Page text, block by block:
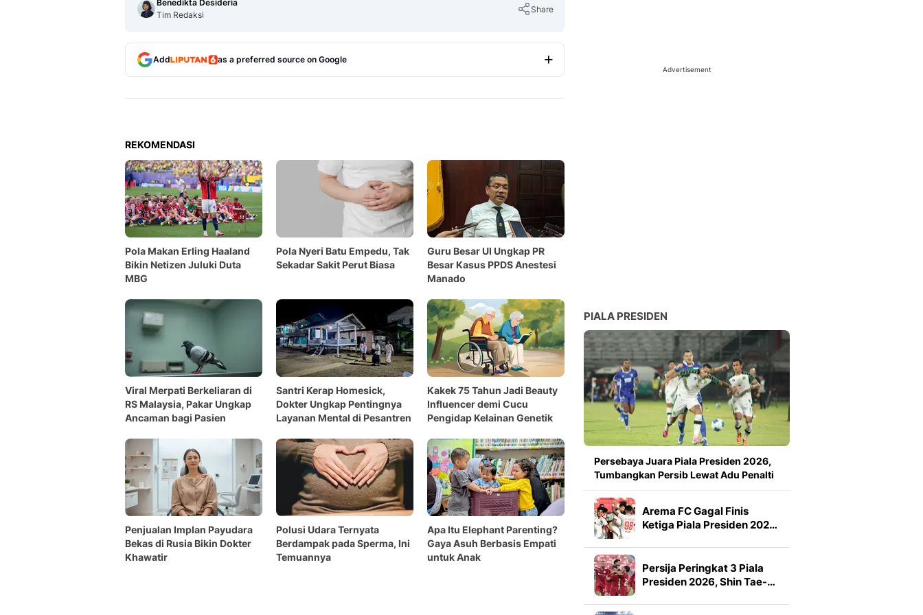
Benedikta Desideria
Tim Redaksi
Share
Add as a preferred source on Google
REKOMENDASI
Pola Makan Erling Haaland
Bikin Netizen Juluki Duta
MBG
Pola Nyeri Batu Empedu, Tak
Sekadar Sakit Perut Biasa
Guru Besar UI Ungkap PR
Besar Kasus PPDS Anestesi
Manado
Viral Merpati Berkeliaran di
RS Malaysia, Pakar Ungkap
Ancaman bagi Pasien
Santri Kerap Homesick,
Dokter Ungkap Pentingnya
Layanan Mental di Pesantren
Kakek 75 Tahun Jadi Beauty
Influencer demi Cucu
Pengidap Kelainan Genetik
Penjualan Implan Payudara
Bekas di Rusia Bikin Dokter
Khawatir
Polusi Udara Ternyata
Berdampak pada Sperma, Ini
Temuannya
Apa Itu Elephant Parenting?
Gaya Asuh Berbasis Empati
untuk Anak
Advertisement
PIALA PRESIDEN
Persebaya Juara Piala Presiden 2026,
Tumbangkan Persib Lewat Adu Penalti
Arema FC Gagal Finis
Ketiga Piala Presiden 202…
Persija Peringkat 3 Piala
Presiden 2026, Shin Tae-…